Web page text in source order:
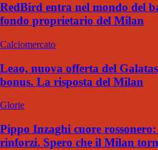
RedBird entra nel mondo del
fondo proprietario del Milan
Calciomercato
Leao, nuova offerta del
bonus. La risposta del Milan
Glorie
Pippo Inzaghi cuore
rinforzi. Spero che il Milan